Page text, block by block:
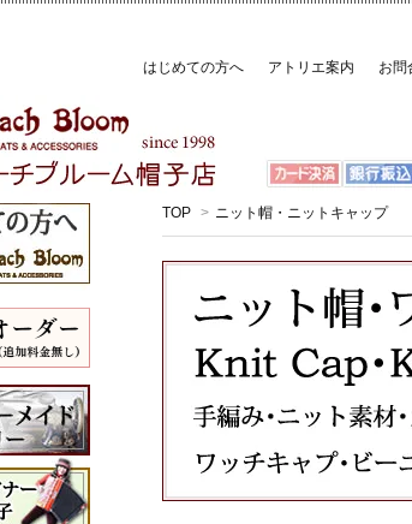
はじめての方へ アトリエ案内 お問
TOP > ニット帽・ニットキャップ